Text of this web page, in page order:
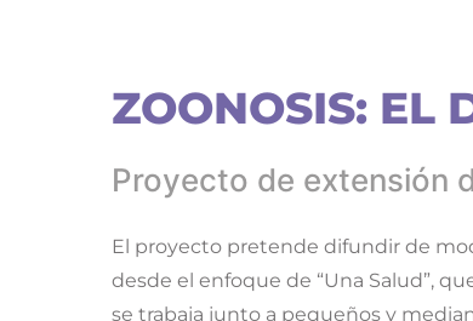
ZOONOSIS: EL
Proyecto de extensión
El proyecto pretende difundir de
desde el enfoque de “Una Salud”,
se trabaja junto a pequeños y